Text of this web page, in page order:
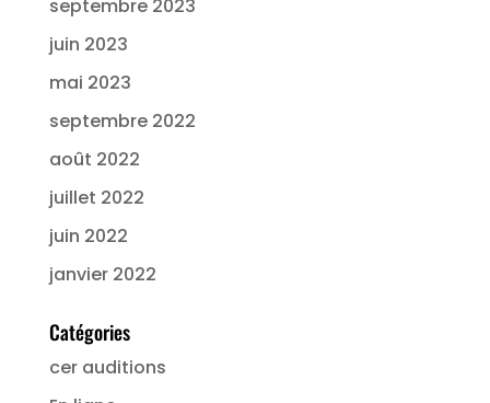
septembre 2023
juin 2023
mai 2023
septembre 2022
août 2022
juillet 2022
juin 2022
janvier 2022
Catégories
cer auditions